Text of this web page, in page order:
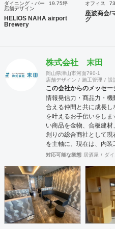
る空間をデザインコン
る設計監理、工事完了
ダイニング・バー
19.75坪
店舗デザイン
HELIOS NAHA airport
Brewery
オフィス
座波商会/
グ
株式会社 末田
岡山県津山市河面790-1
店舗デザイン
施工管理 設
この会社からのメッセー
情報発信力・商品力・
合える仲間と共に成長
を叶えるお手伝いをし
い商品を金物、合板建
創りの総合商社として
を主軸に、現在は、内
ております。 お客様に
の原点を基盤に、人に優
極的行動、目標と達成
高めながら、業界全体の
たいと思います。
対応可能な業態 居酒屋 ダ